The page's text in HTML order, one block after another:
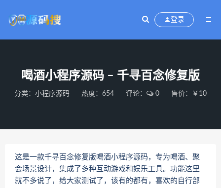
登录
喝酒小程序源码 – 千寻百念修复版
分类： 小程序源码 热度：654 评论： 0 售价：￥10
这是一款千寻百念修复版喝酒小程序源码，专为喝酒、聚
会场景设计，集成了多种互动游戏和娱乐工具。功能这里
就不多说了，给大家测试了，该有的都有，喜欢的自行部